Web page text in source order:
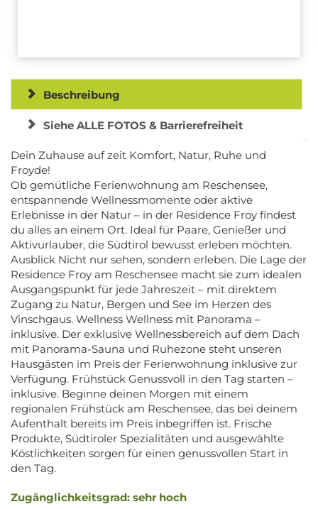
Beschreibung
Siehe ALLE FOTOS & Barrierefreiheit
Dein Zuhause auf zeit Komfort, Natur, Ruhe und
Froyde!
Ob gemütliche Ferienwohnung am Reschensee,
entspannende Wellnessmomente oder aktive
Erlebnisse in der Natur – in der Residence Froy findest
du alles an einem Ort. Ideal für Paare, Genießer und
Aktivurlauber, die Südtirol bewusst erleben möchten.
Ausblick Nicht nur sehen, sondern erleben. Die Lage der
Residence Froy am Reschensee macht sie zum idealen
Ausgangspunkt für jede Jahreszeit – mit direktem
Zugang zu Natur, Bergen und See im Herzen des
Vinschgaus. Wellness Wellness mit Panorama –
inklusive. Der exklusive Wellnessbereich auf dem Dach
mit Panorama-Sauna und Ruhezone steht unseren
Hausgästen im Preis der Ferienwohnung inklusive zur
Verfügung. Frühstück Genussvoll in den Tag starten –
inklusive. Beginne deinen Morgen mit einem
regionalen Frühstück am Reschensee, das bei deinem
Aufenthalt bereits im Preis inbegriffen ist. Frische
Produkte, Südtiroler Spezialitäten und ausgewählte
Köstlichkeiten sorgen für einen genussvollen Start in
den Tag.
Zugänglichkeitsgrad: sehr hoch